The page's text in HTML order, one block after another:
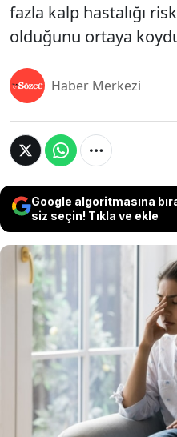
fazla kalp hastalığı
olduğunu ortaya
Haber Merkezi
Google algoritmasına
siz seçin! Tıkla ve ekle
Yapılan bir
kadınların
%64 daha
karşıya